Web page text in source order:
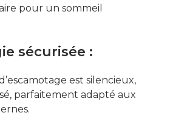
pour un sommeil
sécurisée :
est silencieux,
parfaitement adapté aux